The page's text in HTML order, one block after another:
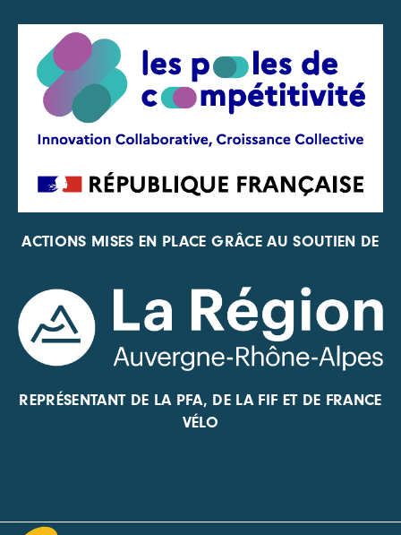
ACTIONS MISES EN PLACE GRÂCE AU SOUTIEN DE
REPRÉSENTANT DE LA PFA, DE LA FIF ET DE FRANCE
VÉLO